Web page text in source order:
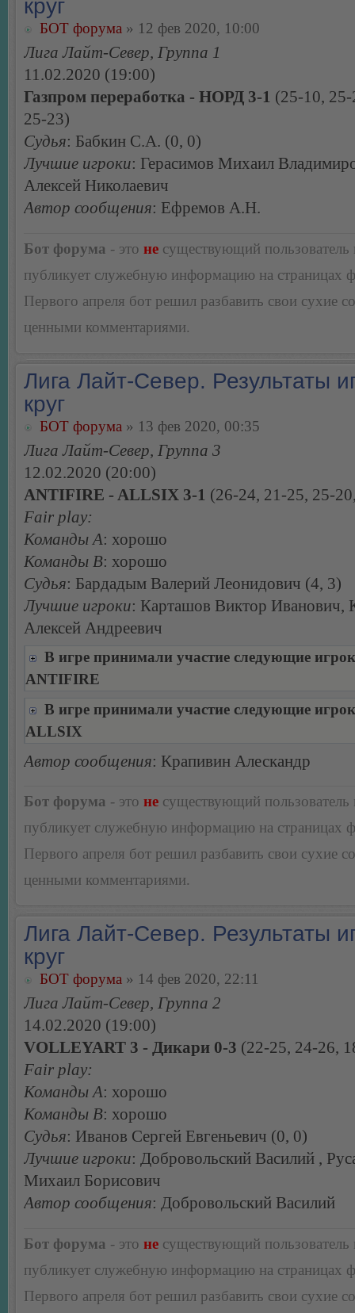
круг
БОТ форума » 12 фев 2020, 10:00
Лига Лайт-Север, Группа 1
11.02.2020 (19:00)
Газпром переработка - НОРД 3-1 (25-10,
25-23)
Судья: Бабкин С.А. (0, 0)
Лучшие игроки: Герасимов Михаил
Алексей Николаевич
Автор сообщения: Ефремов А.Н.
Бот форума - это не существующий пользователь
публикует служебную информацию на страницах
Первого апреля бот решил разбавить свои сухие
ценными комментариями.
Лига Лайт-Север. Результаты
круг
БОТ форума » 13 фев 2020, 00:35
Лига Лайт-Север, Группа 3
12.02.2020 (20:00)
ANTIFIRE - ALLSIX 3-1 (26-24, 21-25, 25-
Fair play:
Команды А: хорошо
Команды В: хорошо
Судья: Бардадым Валерий Леонидович (4, 3)
Лучшие игроки: Карташов Виктор Иванович,
Алексей Андреевич
В игре принимали участие следующие
ANTIFIRE
В игре принимали участие следующие
ALLSIX
Автор сообщения: Крапивин Алескандр
Бот форума - это не существующий пользователь
публикует служебную информацию на страницах
Первого апреля бот решил разбавить свои сухие
ценными комментариями.
Лига Лайт-Север. Результаты
круг
БОТ форума » 14 фев 2020, 22:11
Лига Лайт-Север, Группа 2
14.02.2020 (19:00)
VOLLEYART 3 - Дикари 0-3 (22-25, 24-26,
Fair play:
Команды А: хорошо
Команды В: хорошо
Судья: Иванов Сергей Евгеньевич (0, 0)
Лучшие игроки: Добровольский Василий ,
Михаил Борисович
Автор сообщения: Добровольский Василий
Бот форума - это не существующий пользователь
публикует служебную информацию на страницах
Первого апреля бот решил разбавить свои сухие